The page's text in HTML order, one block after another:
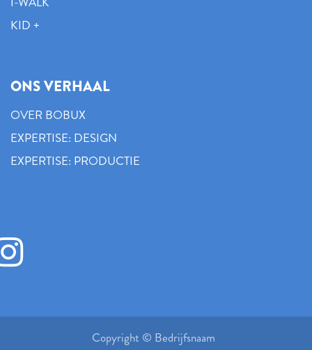
KID +
ONS VERHAAL
OVER BOBUX
EXPERTISE: DESIGN
EXPERTISE: PRODUCTIE
Copyright © Bedrijfsnaam